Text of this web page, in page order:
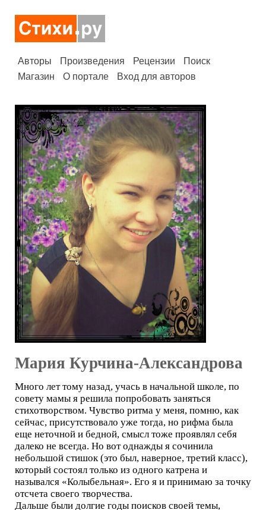
Авторы Произведения Рецензии
Поиск
Магазин
О портале Вход для авторов
Мария Курчина-Александрова
Много лет тому назад, учась в начальной школе, по
совету мамы я решила попробовать заняться
стихотворством. Чувство ритма у меня, помню, как
сейчас, присутствовало уже тогда, но рифма была
еще неточной и бедной, смысл тоже проявлял себя
далеко не всегда. Но вот однажды я сочинила
небольшой стишок (это был, наверное, третий класс),
который состоял только из одного катрена и
назывался «Колыбельная». Его я и принимаю за точку
отсчета своего творчества.
Дальше были долгие годы поисков своей темы,